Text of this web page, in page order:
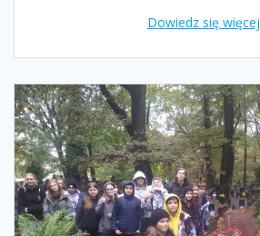
Dowiedz się więcej